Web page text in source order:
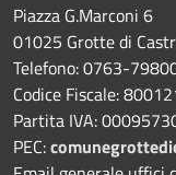
Piazza G.Marconi 6
01025 Grotte di
Telefono: 0763-
Codice Fiscale:
Partita IVA:
PEC: